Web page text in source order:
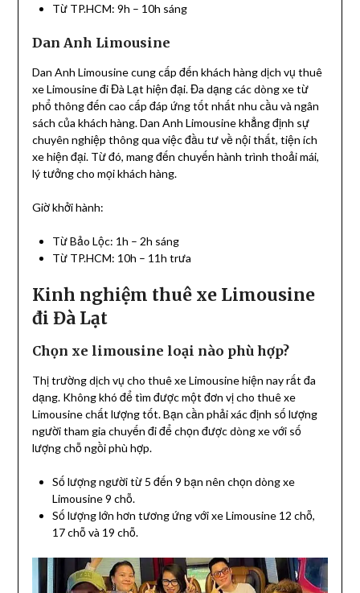
Từ TP.HCM: 9h – 10h sáng
Dan Anh Limousine
Dan Anh Limousine cung cấp đến khách hàng dịch vụ thuê
xe Limousine đi Đà Lạt hiện đại. Đa dạng các dòng xe từ
phổ thông đến cao cấp đáp ứng tốt nhất nhu cầu và ngân
sách của khách hàng. Dan Anh Limousine khẳng định sự
chuyên nghiệp thông qua việc đầu tư về nội thất, tiện ích
xe hiện đại. Từ đó, mang đến chuyến hành trình thoải mái,
lý tưởng cho mọi khách hàng.
Giờ khởi hành:
Từ Bảo Lộc: 1h – 2h sáng
Từ TP.HCM: 10h – 11h trưa
Kinh nghiệm thuê xe Limousine
đi Đà Lạt
Chọn xe limousine loại nào phù hợp?
Thị trường dịch vụ cho thuê xe Limousine hiện nay rất đa
dạng. Không khó để tìm được một đơn vị cho thuê xe
Limousine chất lượng tốt. Bạn cần phải xác định số lượng
người tham gia chuyến đi để chọn được dòng xe với số
lượng chỗ ngồi phù hợp.
Số lượng người từ 5 đến 9 bạn nên chọn dòng xe
Limousine 9 chỗ.
Số lượng lớn hơn tương ứng với xe Limousine 12 chỗ,
17 chỗ và 19 chỗ.